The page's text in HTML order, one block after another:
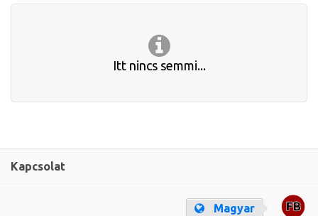
Itt nincs semmi...
Kapcsolat
Magyar